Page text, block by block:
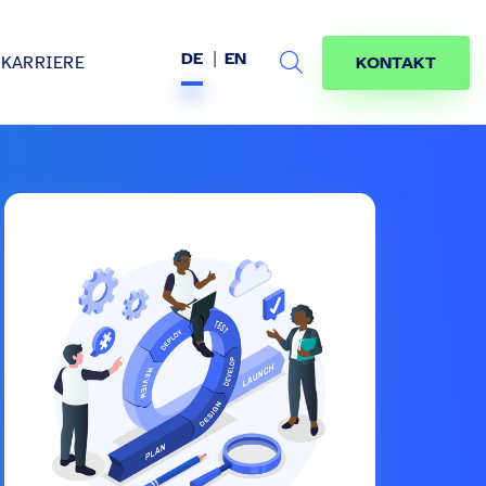
KARRIERE DE EN
Search
KONTAKT